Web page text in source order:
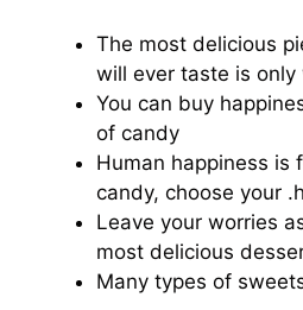
The most delicious
will ever taste is only
You can buy
of candy
Human happiness is
candy, choose your
Leave your worries
most delicious
Many types of